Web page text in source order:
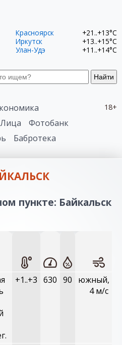
Найти
Красноярск
+21..+13°C
Иркутск
+13..+15°C
Улан-Удэ
+11..+14°C
18+
Лица
Фотобанк
Бабротека
пункте: Байкальск
+1..+3 630 90
южный, 2-
4 м/с